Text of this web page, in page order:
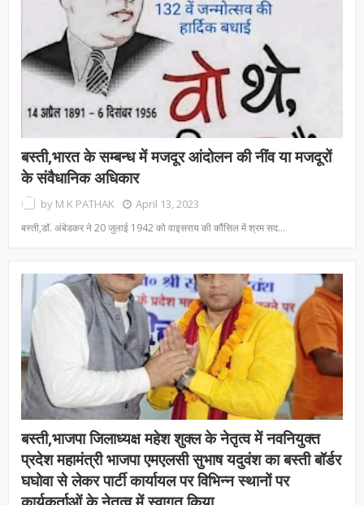
बस्ती,भारत के सम्बन्ध में मजदूर आंदोलन की नींव या मजदूरों
के संवैधानिक अधिकार
by M K PATHAK April 13, 2023
बस्ती,डाॅ. अंबेडकर ने 20 जुलाई 1942 को वाइसराय की कौंसिल में श्रम सद…
बस्ती,भाजपा जिलाध्यक्ष महेश शुक्ल के नेतृत्व में नवनियुक्त
प्रदेश महामंत्री भाजपा एमएलसी सुभाष यदुवंश का बस्ती बॉर्डर
घघोवा से लेकर पार्टी कार्यायल पर विभिन्न स्थानों पर